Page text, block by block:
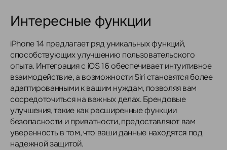
Интересные функции
iPhone 14 предлагает ряд уникальных функций,
способствующих улучшению пользовательского
опыта. Интеграция с iOS 16 обеспечивает интуитивное
взаимодействие, а возможности Siri становятся более
адаптированными к вашим нуждам, позволяя вам
сосредоточиться на важных делах. Брендовые
улучшения, такие как расширенные функции
безопасности и приватности, предоставляют вам
уверенность в том, что ваши данные находятся под
надежной защитой.